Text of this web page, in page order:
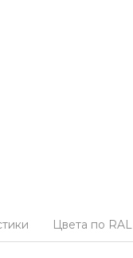
Цвета по RAL